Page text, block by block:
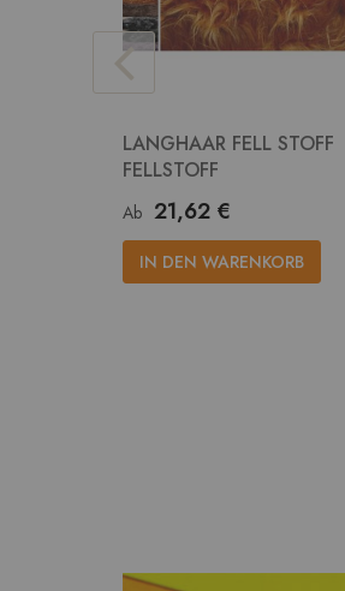
LANGHAAR FELL STOFF
FELLSTOFF
Ab 21,62 €
IN DEN WARENKORB